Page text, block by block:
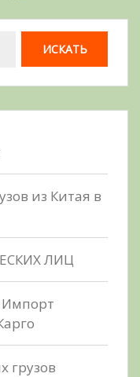
из Китая в
ЛИЦ
Импорт
грузов